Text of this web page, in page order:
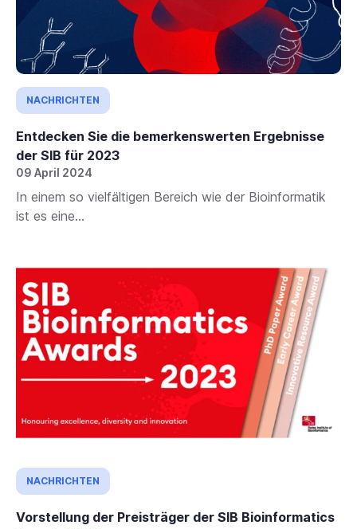
NACHRICHTEN
Entdecken Sie die bemerkenswerten Ergebnisse
der SIB für 2023
09 April 2024
In einem so vielfältigen Bereich wie der Bioinformatik
ist es eine...
NACHRICHTEN
Vorstellung der Preisträger der SIB Bioinformatics